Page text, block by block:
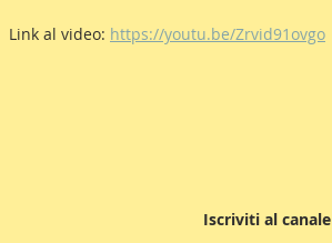
  Link al video:
https://youtu.be/Zrvid91ovgo
Iscriviti al